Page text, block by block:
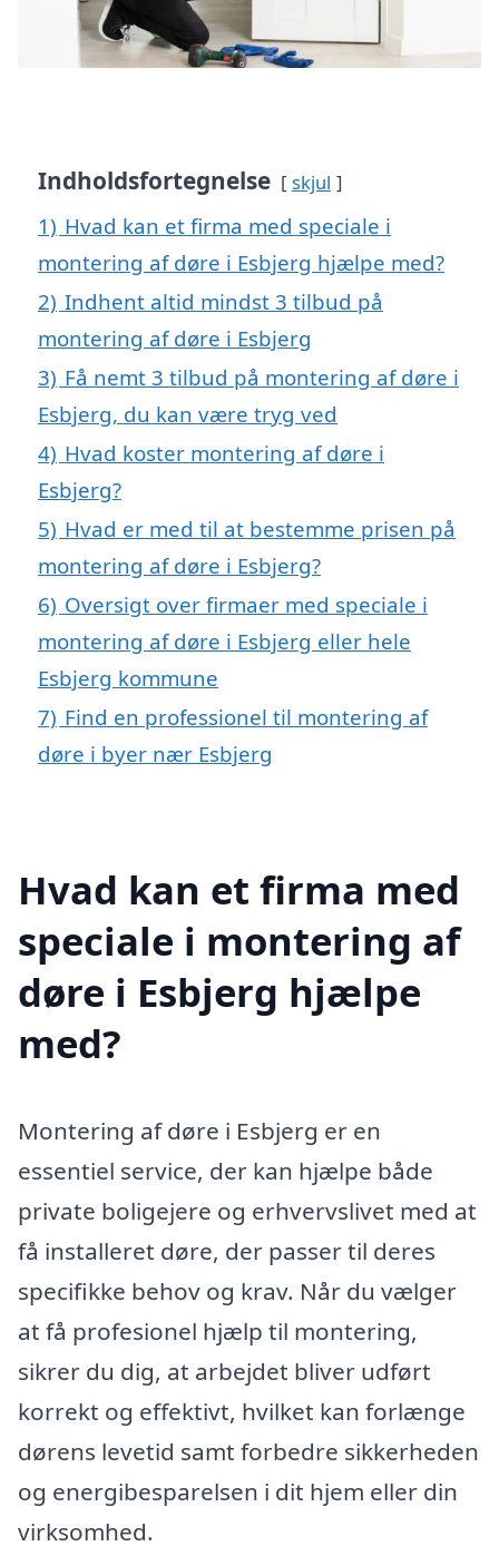
Indholdsfortegnelse skjul
1) Hvad kan et firma med speciale i
montering af døre i Esbjerg hjælpe med?
2) Indhent altid mindst 3 tilbud på
montering af døre i Esbjerg
3) Få nemt 3 tilbud på montering af døre i
Esbjerg, du kan være tryg ved
4) Hvad koster montering af døre i
Esbjerg?
5) Hvad er med til at bestemme prisen på
montering af døre i Esbjerg?
6) Oversigt over firmaer med speciale i
montering af døre i Esbjerg eller hele
Esbjerg kommune
7) Find en professionel til montering af
døre i byer nær Esbjerg
Hvad kan et firma med
speciale i montering af
døre i Esbjerg hjælpe
med?
Montering af døre i Esbjerg er en
essentiel service, der kan hjælpe både
private boligejere og erhvervslivet med at
få installeret døre, der passer til deres
specifikke behov og krav. Når du vælger
at få profesionel hjælp til montering,
sikrer du dig, at arbejdet bliver udført
korrekt og effektivt, hvilket kan forlænge
dørens levetid samt forbedre sikkerheden
og energibesparelsen i dit hjem eller din
virksomhed.